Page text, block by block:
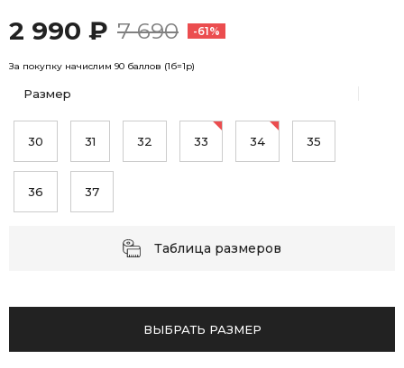
2 990 ₽ 7 690 -61%
За покупку начислим 90 баллов (1б=1р)
Размер
30 31 32 33 34 35
36 37
Таблица размеров
ВЫБРАТЬ РАЗМЕР